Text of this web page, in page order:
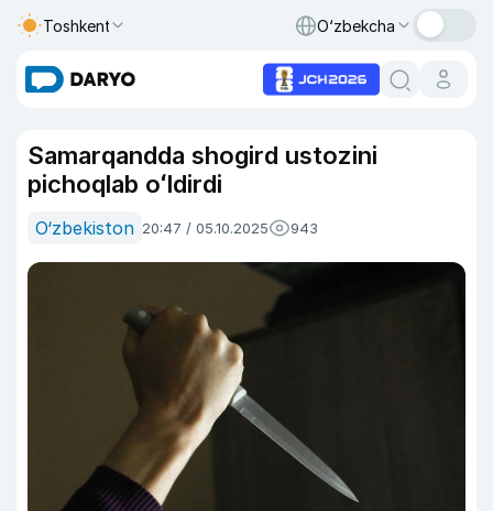
Toshkent O‘zbekcha
Samarqandda shogird ustozini
pichoqlab oʻldirdi
O‘zbekiston 20:47 / 05.10.2025 943